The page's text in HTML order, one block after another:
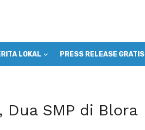
LOKAL PRESS RELEASE GRATIS
Dua SMP di Blora